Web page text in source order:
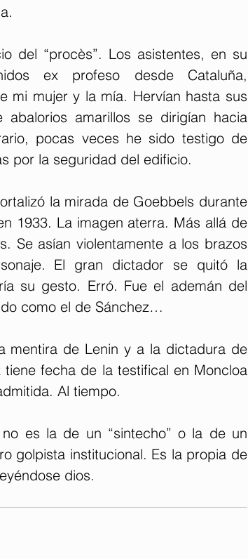
del “procès”. Los asistentes, en su
ex profeso desde Cataluña,
mi mujer y la mía. Hervían hasta sus
amarillos se dirigían hacia
pocas veces he sido testigo de
por la seguridad del edificio.
la mirada de Goebbels durante
1933. La imagen aterra. Más allá de
Se asían violentamente a los brazos
El gran dictador se quitó la
su gesto. Erró. Fue el ademán del
como el de Sánchez…
mentira de Lenin y a la dictadura de
fecha de la testifical en Moncloa
Al tiempo.
no es la de un “sintecho” o la de un
golpista institucional. Es la propia de
dios.